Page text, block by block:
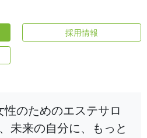
採用情報
のためのエステサロ
未来の自分に、もっと